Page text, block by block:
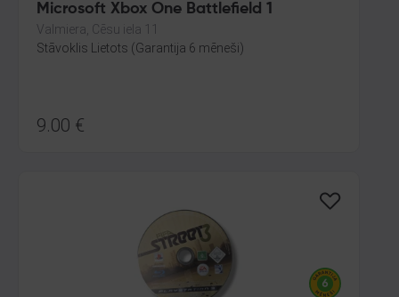
Microsoft Xbox One Battlefield 1
Valmiera, Cēsu iela 11
Stāvoklis Lietots (Garantija 6 mēneši)
9.00 €